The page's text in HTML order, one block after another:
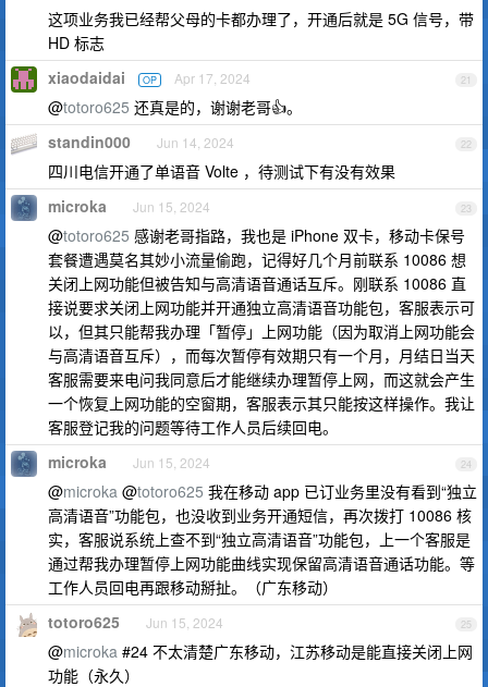
这项业务我已经帮父母的卡都办理了，开通后就是 5G 信号，带
HD 标志
21
xiaodaidai OP Apr 17, 2024
@totoro625 还真是的，谢谢老哥👍。
22
standin000 Jun 14, 2024
四川电信开通了单语音 Volte ，待测试下有没有效果
23
microka Jun 15, 2024
@totoro625 感谢老哥指路，我也是 iPhone 双卡，移动卡保号
套餐遭遇莫名其妙小流量偷跑，记得好几个月前联系 10086 想
关闭上网功能但被告知与高清语音通话互斥。刚联系 10086 直
接说要求关闭上网功能并开通独立高清语音功能包，客服表示可
以，但其只能帮我办理「暂停」上网功能（因为取消上网功能会
与高清语音互斥），而每次暂停有效期只有一个月，月结日当天
客服需要来电问我同意后才能继续办理暂停上网，而这就会产生
一个恢复上网功能的空窗期，客服表示其只能按这样操作。我让
客服登记我的问题等待工作人员后续回电。
24
microka Jun 15, 2024
@microka @totoro625 我在移动 app 已订业务里没有看到“独立
高清语音”功能包，也没收到业务开通短信，再次拨打 10086 核
实，客服说系统上查不到“独立高清语音”功能包，上一个客服是
通过帮我办理暂停上网功能曲线实现保留高清语音通话功能。等
工作人员回电再跟移动掰扯。（广东移动）
25
totoro625 Jun 15, 2024
@microka #24 不太清楚广东移动，江苏移动是能直接关闭上网
功能（永久）